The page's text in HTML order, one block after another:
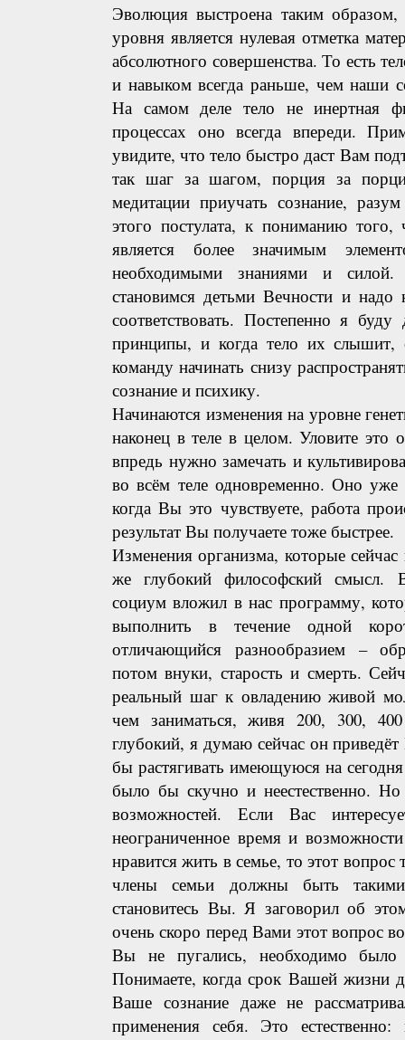
Эволюция выстроена таким
уровня является нулевая отметка
абсолютного совершенства. То есть
и навыком всегда раньше, чем наши
На самом деле тело не инертная
процессах оно всегда впереди.
увидите, что тело быстро даст Вам
так шаг за шагом, порция за
медитации приучать сознание,
этого постулата, к пониманию того,
является более значимым
необходимыми знаниями и
становимся детьми Вечности и
соответствовать. Постепенно я
принципы, и когда тело их слышит,
команду начинать снизу
сознание и психику.
Начинаются изменения на уровне
наконец в теле в целом. Уловите
впредь нужно замечать и
во всём теле одновременно. Оно уже
когда Вы это чувствуете, работа
результат Вы получаете тоже быстрее.
Изменения организма, которые
же глубокий философский смысл.
социум вложил в нас программу,
выполнить в течение одной
отличающийся разнообразием –
потом внуки, старость и смерть.
реальный шаг к овладению живой
чем заниматься, живя 200, 300,
глубокий, я думаю сейчас он
бы растягивать имеющуюся на
было бы скучно и неестественно.
возможностей. Если Вас
неограниченное время и
нравится жить в семье, то этот
члены семьи должны быть
становитесь Вы. Я заговорил об
очень скоро перед Вами этот вопрос
Вы не пугались, необходимо было
Понимаете, когда срок Вашей жизни
Ваше сознание даже не
применения себя. Это естественно: